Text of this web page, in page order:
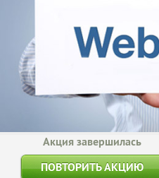
Акция завершилась
ПОВТОРИТЬ АКЦИЮ